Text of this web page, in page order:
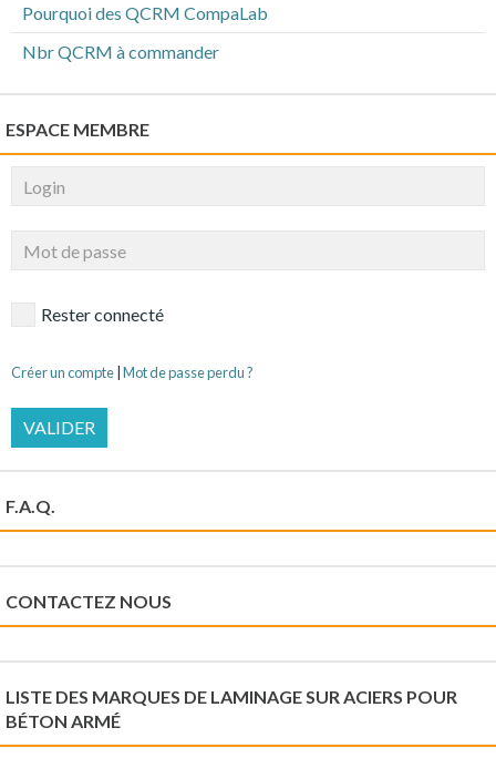
Pourquoi des QCRM CompaLab
Nbr QCRM à commander
ESPACE MEMBRE
Rester connecté
Créer un compte Mot de passe perdu ?
VALIDER
F.A.Q.
CONTACTEZ NOUS
LISTE DES MARQUES DE LAMINAGE SUR ACIERS POUR
BÉTON ARMÉ